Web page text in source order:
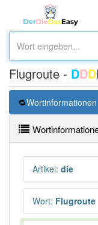
Flugroute - DDD
Wortinformationen
Artikel: die
Wort: Flugroute